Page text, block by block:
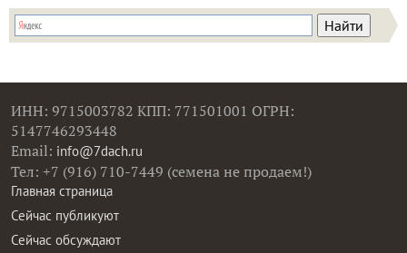
ИНН: 9715003782 КПП: 771501001 ОГРН:
5147746293448
Email: info@7dach.ru
Тел: +7 (916) 710-7449 (семена не продаем!)
Главная страница
Сейчас публикуют
Сейчас обсуждают